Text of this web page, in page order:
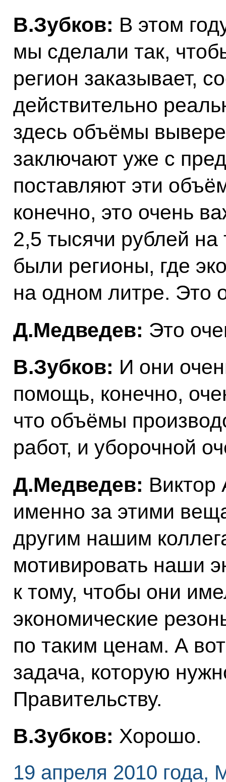
В.Зубков: В этом
мы сделали так,
регион заказывает,
действительно
здесь объёмы
заключают уже с
поставляют эти
конечно, это очень
2,5 тысячи рублей
были регионы, где
на одном литре. Это
Д.Медведев: Это
В.Зубков: И они
помощь, конечно,
что объёмы
работ, и уборочной
Д.Медведев: Виктор
именно за этими
другим нашим
мотивировать наши
к тому, чтобы они
экономические
по таким ценам. А
задача, которую
Правительству.
В.Зубков: Хорошо.
19 апреля 2010 года,